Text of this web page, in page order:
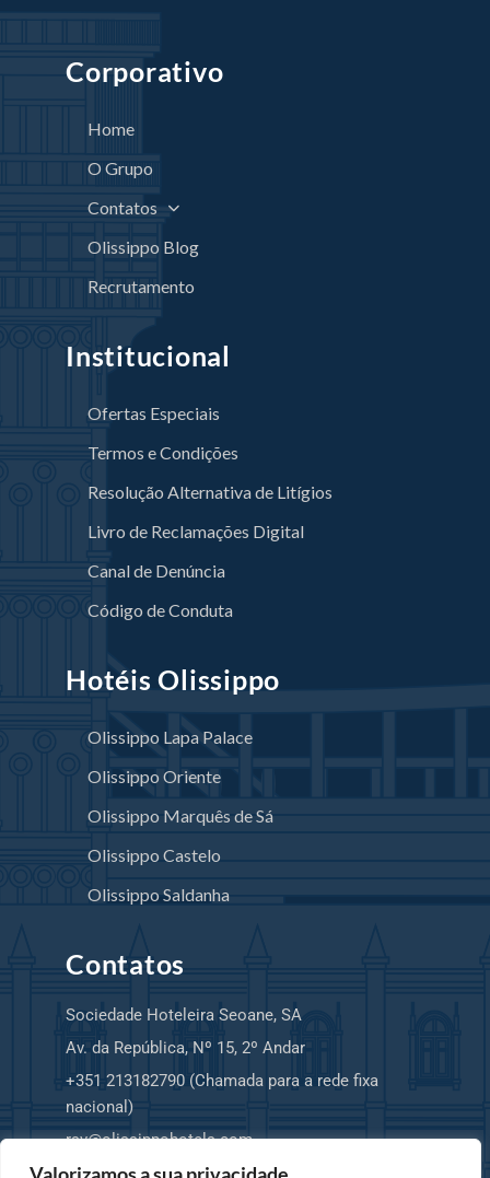
Corporativo
Home
O Grupo
Contatos
Olissippo Blog
Recrutamento
Institucional
Ofertas Especiais
Termos e Condições
Resolução Alternativa de Litígios
Livro de Reclamações Digital
Canal de Denúncia
Código de Conduta
Hotéis Olissippo
Olissippo Lapa Palace
Olissippo Oriente
Olissippo Marquês de Sá
Olissippo Castelo
Olissippo Saldanha
Contatos
Sociedade Hoteleira Seoane, SA
Av. da República, Nº 15, 2º Andar
+351 213182790 (Chamada para a rede fixa
nacional)
rsv@olissippohotels.com